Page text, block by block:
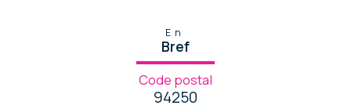
En
Bref
Code postal
94250